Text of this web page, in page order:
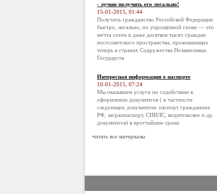
- лучше получить его легально!
15-01-2015, 01:44
Получить гражданство Российской Федерации
быстро, легально, по упрощённой схеме — это
мечта сотен и даже десятков тысяч граждан
постсоветского пространства, проживающих
теперь в странах Содружества Независимых
Государств
Интересная информация о паспорте
10-01-2015, 07:24
Мы оказываем услуги по содействию в
оформлении документов ( в частности
следующих документов: паспорт гражданина
РФ, загранпаспорт, СНИЛС, водительское и др.
документов) в кротчайшие сроки
читать все материалы